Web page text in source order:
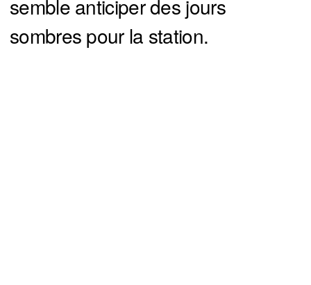
semble anticiper des jours
sombres pour la station.